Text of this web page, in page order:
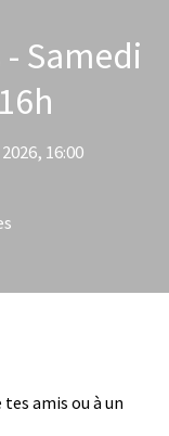
Samedi
16:00
amis ou à un